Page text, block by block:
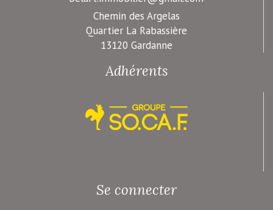
Chemin des Argelas
Quartier La Rabassière
13120 Gardanne
Adhérents
Se connecter